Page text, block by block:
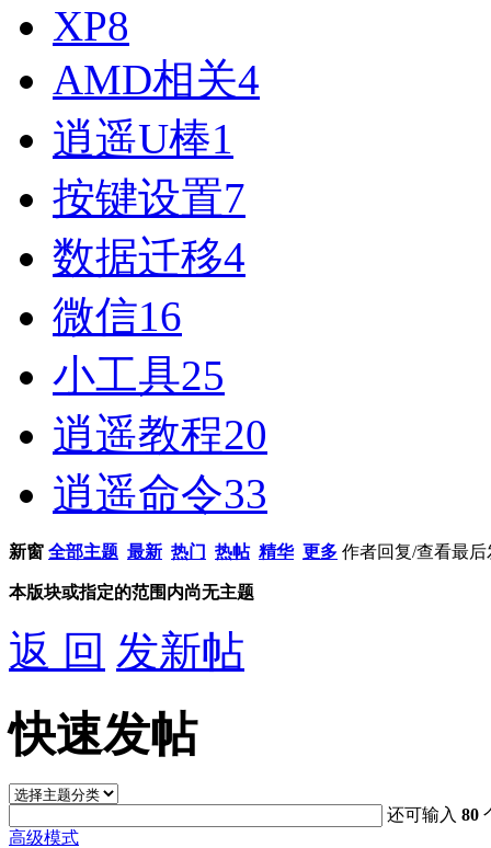
XP8
AMD相关4
逍遥U棒1
按键设置7
数据迁移4
微信16
小工具25
逍遥教程20
逍遥命令33
新窗 全部主题 最新 热门 热帖 精华 更多 作者回复/查看最后
本版块或指定的范围内尚无主题
返 回 发新帖
快速发帖
还可输入80
高级模式